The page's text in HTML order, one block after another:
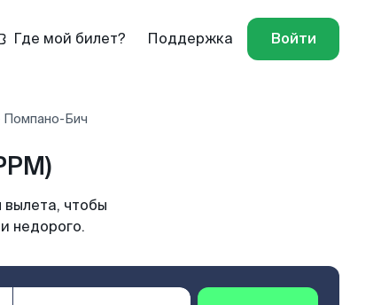
Где мой билет? Поддержка Войти
Помпано-Бич
чтобы
недорого.